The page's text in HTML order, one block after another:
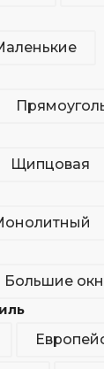
Щипцовая
Большие